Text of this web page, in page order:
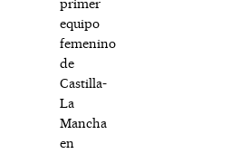
primer
equipo
femenino
de
Castilla-
La
Mancha
en